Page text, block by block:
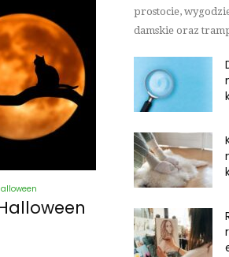
prostocie,
damskie oraz